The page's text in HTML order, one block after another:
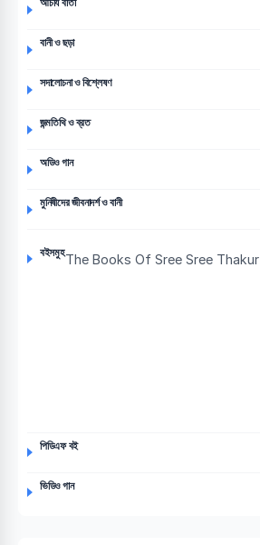
বানী ও ছড়া
সদালোচনা ও বিশ্লেষণ
জন্মতিথি ও ব্রত
অডিও গান
মুনিষীদের জীবনাদর্শ ও বানী
বইসমুহThe Books Of Sree Sree Thakur
পিডিএফ বই
ভিডিও গান